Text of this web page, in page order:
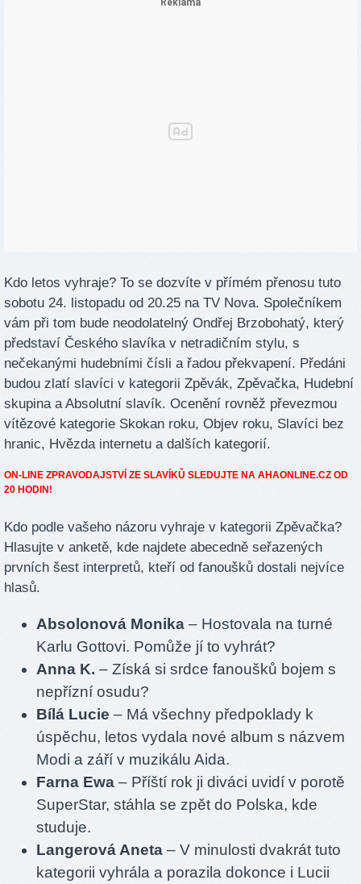
Kdo letos vyhraje? To se dozvíte v přímém přenosu tuto
sobotu 24. listopadu od 20.25 na TV Nova. Společníkem
vám při tom bude neodolatelný Ondřej Brzobohatý, který
představí Českého slavíka v netradičním stylu, s
nečekanými hudebními čísli a řadou překvapení. Předáni
budou zlatí slavíci v kategorii Zpěvák, Zpěvačka, Hudební
skupina a Absolutní slavík. Ocenění rovněž převezmou
vítězové kategorie Skokan roku, Objev roku, Slavíci bez
hranic, Hvězda internetu a dalších kategorií.
ON-LINE ZPRAVODAJSTVÍ ZE SLAVÍKŮ SLEDUJTE NA AHAONLINE.CZ OD
20 HODIN!
Kdo podle vašeho názoru vyhraje v kategorii Zpěvačka?
Hlasujte v anketě, kde najdete abecedně seřazených
prvních šest interpretů, kteří od fanoušků dostali nejvíce
hlasů.
Absolonová Monika – Hostovala na turné
Karlu Gottovi. Pomůže jí to vyhrát?
Anna K. – Získá si srdce fanoušků bojem s
nepřízní osudu?
Bílá Lucie – Má všechny předpoklady k
úspěchu, letos vydala nové album s názvem
Modi a září v muzikálu Aida.
Farna Ewa – Příští rok ji diváci uvidí v porotě
SuperStar, stáhla se zpět do Polska, kde
studuje.
Langerová Aneta – V minulosti dvakrát tuto
kategorii vyhrála a porazila dokonce i Lucii